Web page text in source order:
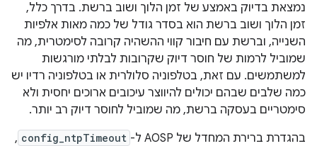
נמצאת בדיוק באמצע של זמן הלוך ושוב ברשת. בדרך כלל,
זמן הלוך ושוב ברשת הוא בסדר גודל של כמה מאות אלפיות
השנייה, וברשת עם חיבור קווי ההשהיה קרובה לסימטרית, מה
שמוביל לרמות של חוסר דיוק שקרובות לבלתי מורגשות
למשתמשים. עם זאת, בטלפוניה סלולרית או בטלפוניה רדיו יש
כמה שלבים שבהם יכולים להיווצר עיכובים ארוכים יחסית ולא
סימטריים בעסקה ברשת, מה שמוביל לחוסר דיוק רב יותר.
בהגדרת ברירת המחדל של AOSP ל-
config_ntpTimeout
,